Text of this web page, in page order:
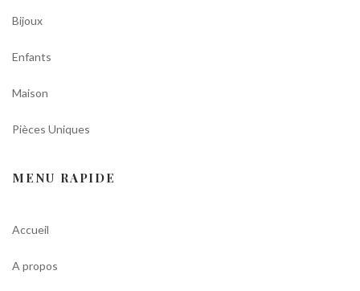
Bijoux
Enfants
Maison
Pièces Uniques
MENU RAPIDE
Accueil
A propos